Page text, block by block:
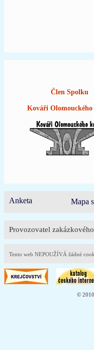
Člen Spolku
Kováři
Anketa Mapa
Provozovatel
Tento web NEPOUŽÍVÁ žádné
©